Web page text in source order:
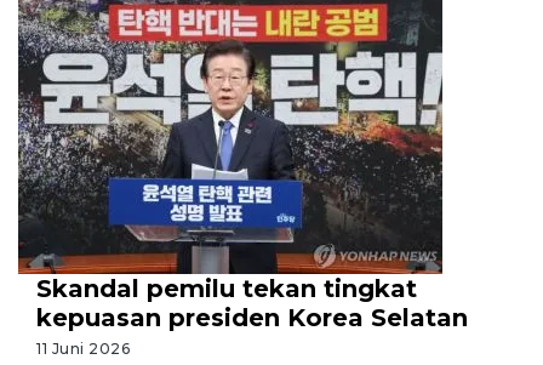
Skandal pemilu tekan tingkat
kepuasan presiden Korea Selatan
11 Juni 2026